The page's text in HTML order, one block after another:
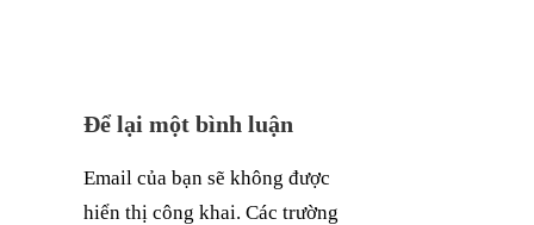
Để lại một bình luận
Email của bạn sẽ không được
hiển thị công khai. Các trường